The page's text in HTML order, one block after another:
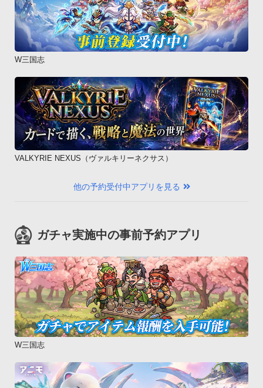
W三国志
VALKYRIE NEXUS（ヴァルキリーネクサス）
他の予約受付中アプリを見る
ガチャ実施中の事前予約アプリ
W三国志